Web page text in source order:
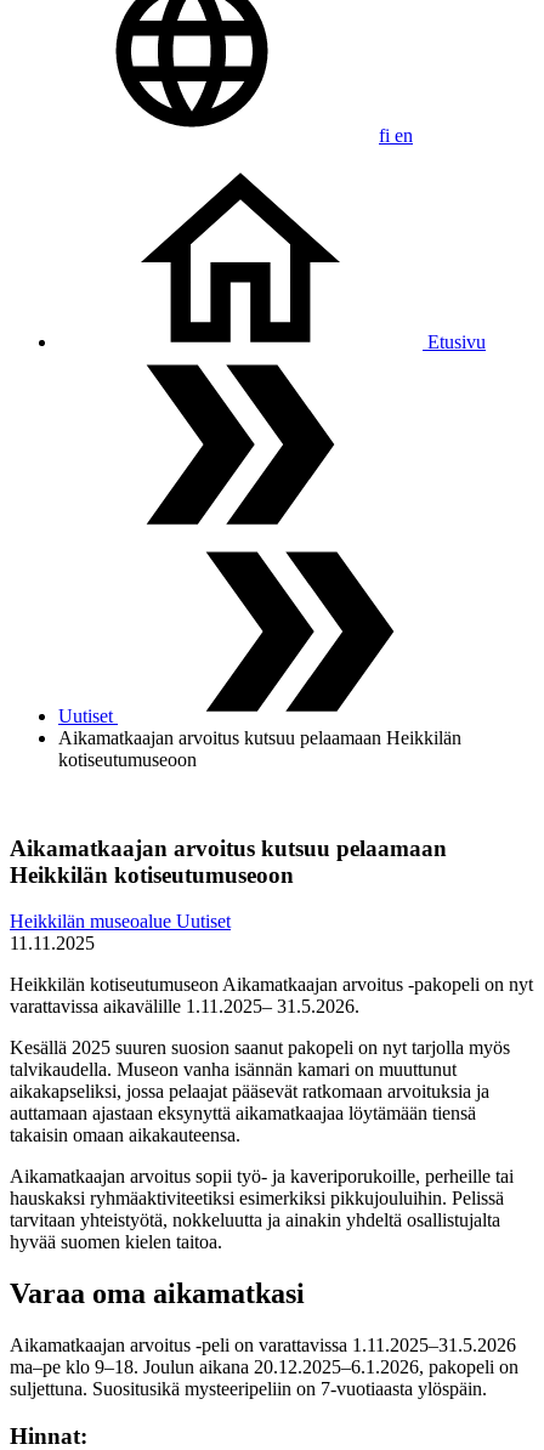
fi en
Etusivu
Uutiset
Aikamatkaajan arvoitus kutsuu pelaamaan Heikkilän
kotiseutumuseoon
Aikamatkaajan arvoitus kutsuu pelaamaan
Heikkilän kotiseutumuseoon
Heikkilän museoalue Uutiset
11.11.2025
Heikkilän kotiseutumuseon Aikamatkaajan arvoitus -pakopeli on nyt
varattavissa aikavälille 1.11.2025– 31.5.2026.
Kesällä 2025 suuren suosion saanut pakopeli on nyt tarjolla myös
talvikaudella. Museon vanha isännän kamari on muuttunut
aikakapseliksi, jossa pelaajat pääsevät ratkomaan arvoituksia ja
auttamaan ajastaan eksynyttä aikamatkaajaa löytämään tiensä
takaisin omaan aikakauteensa.
Aikamatkaajan arvoitus sopii työ- ja kaveriporukoille, perheille tai
hauskaksi ryhmäaktiviteetiksi esimerkiksi pikkujouluihin. Pelissä
tarvitaan yhteistyötä, nokkeluutta ja ainakin yhdeltä osallistujalta
hyvää suomen kielen taitoa.
Varaa oma aikamatkasi
Aikamatkaajan arvoitus -peli on varattavissa 1.11.2025–31.5.2026
ma–pe klo 9–18. Joulun aikana 20.12.2025–6.1.2026, pakopeli on
suljettuna. Suositusikä mysteeripeliin on 7-vuotiaasta ylöspäin.
Hinnat: